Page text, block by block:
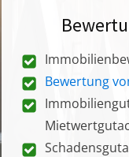
Bewertung